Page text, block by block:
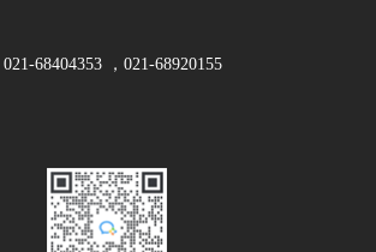
68404353 ，021-68920155